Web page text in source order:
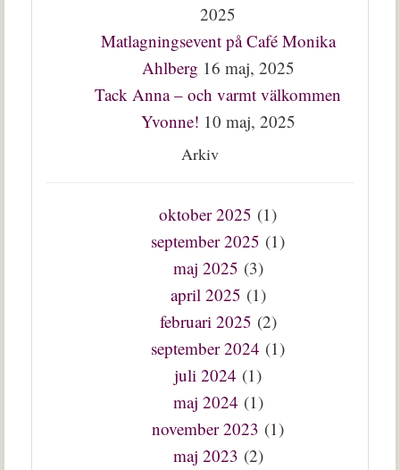
2025
Matlagningsevent på Café Monika
Ahlberg 16 maj, 2025
Tack Anna – och varmt välkommen
Yvonne! 10 maj, 2025
Arkiv
oktober 2025 (1)
september 2025 (1)
maj 2025 (3)
april 2025 (1)
februari 2025 (2)
september 2024 (1)
juli 2024 (1)
maj 2024 (1)
november 2023 (1)
maj 2023 (2)